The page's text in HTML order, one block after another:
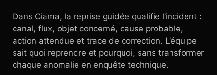
Dans Ciama, la reprise guidée qualifie l’incident :
canal, flux, objet concerné, cause probable,
action attendue et trace de correction. L’équipe
sait quoi reprendre et pourquoi, sans transformer
chaque anomalie en enquête technique.